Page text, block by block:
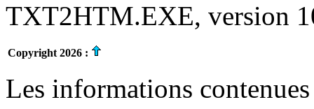
TXT2HTM.EXE, version
Copyright 2026 :
Les informations